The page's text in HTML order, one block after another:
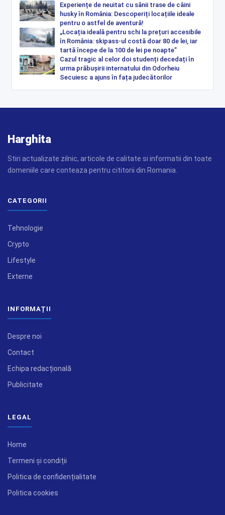
Experiențe de neuitat cu sănii trase de câini
husky în România: Descoperiți locațiile ideale
pentru o astfel de aventură!
„Locația ideală pentru schi la prețuri accesibile
în România: skipass-ul costă doar 80 de lei, iar
tartă începe de la 100 de lei pe noapte”
Cazul tragic al celor doi studenți decedați în
urma prăbușirii internatului din Odorheiu
Secuiesc a ajuns în fața judecătorilor
Harghita
Stiri actualizate zilnic, articole de calitate si informatii din toate
domeniile care conteaza pentru cititorii din Romania.
CATEGORII
Tehnologie
Crypto
Lifestyle
Externe
INFORMAȚII
Despre noi
Contact
Echipa redacțională
Publicitate
LEGAL
Home
Termeni și condiții
Politica de confidențialitate
Politica cookies